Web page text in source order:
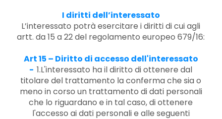
I diritti dell’interessato
L’interessato potrà esercitare i diritti di cui agli
artt. da 15 a 22 del regolamento europeo 679/16:
Art 15 – Diritto di accesso dell'interessato
- 1.L'interessato ha il diritto di ottenere dal
titolare del trattamento la conferma che sia o
meno in corso un trattamento di dati personali
che lo riguardano e in tal caso, di ottenere
l'accesso ai dati personali e alle seguenti